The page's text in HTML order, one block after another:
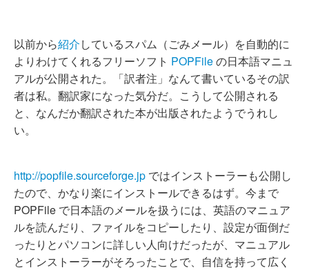
以前から紹介しているスパム（ごみメール）を自動的に
よりわけてくれるフリーソフト POPFileの日本語マニュ
アルが公開された。「訳者注」なんて書いているその訳
者は私。翻訳家になった気分だ。こうして公開される
と、なんだか翻訳された本が出版されたようでうれし
い。
http://popfile.sourceforge.jp ではインストーラーも公開し
たので、かなり楽にインストールできるはず。今まで
POPFile で日本語のメールを扱うには、英語のマニュア
ルを読んだり、ファイルをコピーしたり、設定が面倒だ
ったりとパソコンに詳しい人向けだったが、マニュアル
とインストーラーがそろったことで、自信を持って広く